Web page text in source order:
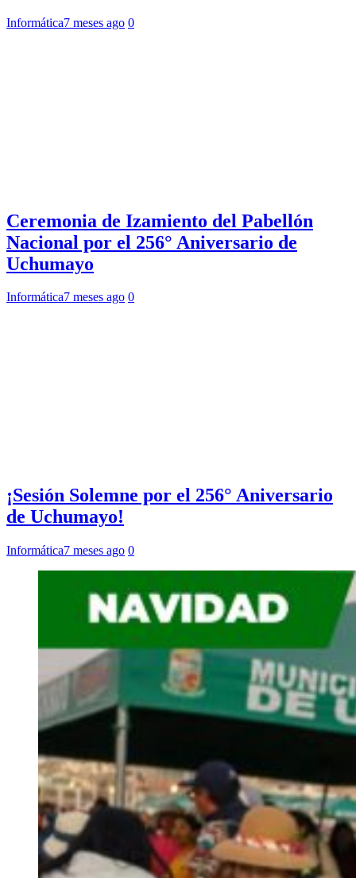
Informática7 meses ago 0
Ceremonia de Izamiento del Pabellón
Nacional por el 256° Aniversario de
Uchumayo
Informática7 meses ago 0
¡Sesión Solemne por el 256° Aniversario
de Uchumayo!
Informática7 meses ago 0